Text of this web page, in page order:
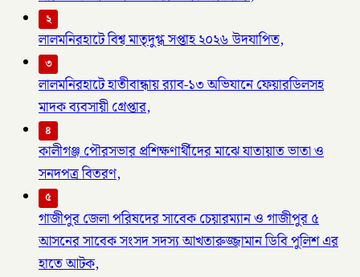
২
লালমনিরহাটে বিশ্ব মাতৃদুগ্ধ সপ্তাহ ২০২৬ উদযাপিত,
৩
লালমনিরহাটে হাতীবান্ধায় র‌্যাব-১৩ অভিযানে ফেয়ারডিলসহ
মাদক ব্যবসায়ী গ্রেপ্তার,
৪
কালীগঞ্জ পৌরসভার প্রশিক্ষণার্থীদের মাঝে যাতায়াত ভাতা ও
সনদপত্র বিতরণ,
৫
গাজীপুর জেলা পরিষদের সাবেক চেয়ারম্যান ও গাজীপুর ৫
আসনের সাবেক সংসদ সদস্য আখতারুজ্জামান ডিবি পুলিশ এর
হাতে আটক,